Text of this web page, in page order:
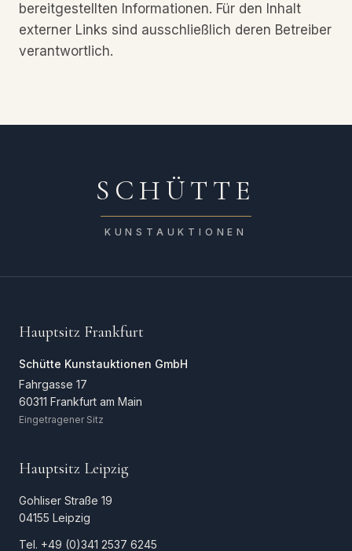
bereitgestellten Informationen. Für den Inhalt
externer Links sind ausschließlich deren Betreiber
verantwortlich.
SCHÜTTE
KUNSTAUKTIONEN
Hauptsitz Frankfurt
Schütte Kunstauktionen GmbH
Fahrgasse 17
60311 Frankfurt am Main
Eingetragener Sitz
Hauptsitz Leipzig
Gohliser Straße 19
04155 Leipzig
Tel. +49 (0)341 2537 6245